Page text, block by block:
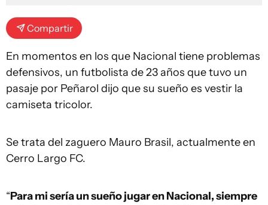
Compartir
En momentos en los que Nacional tiene problemas
defensivos, un futbolista de 23 años que tuvo un
pasaje por Peñarol dijo que su sueño es vestir la
camiseta tricolor.
Se trata del zaguero Mauro Brasil, actualmente en
Cerro Largo FC.
“Para mi sería un sueño jugar en Nacional, siempre